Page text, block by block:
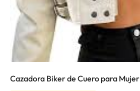
Cazadora Biker de Cuero para Mujer